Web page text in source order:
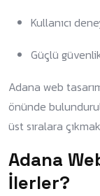
Kullanıcı
Güçlü
Adana web
önünde
üst sıralara
Adana
İlerler?